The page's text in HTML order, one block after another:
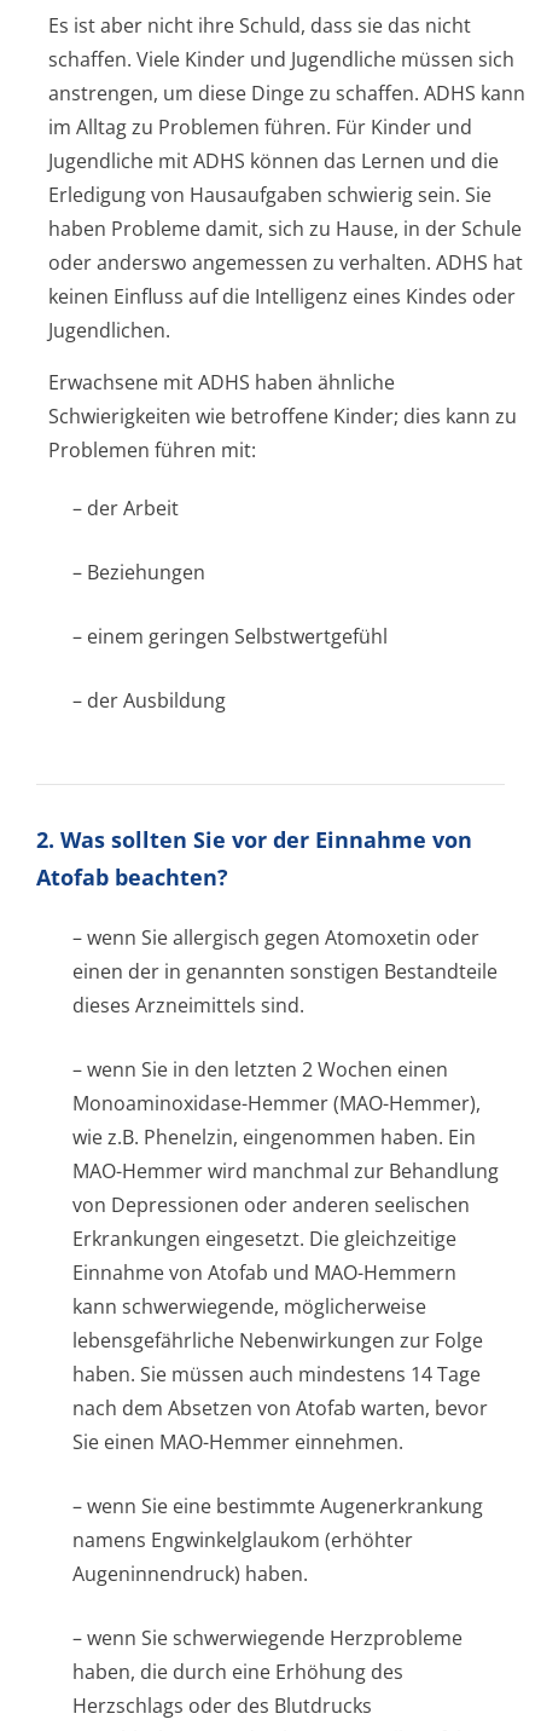
Es ist aber nicht ihre Schuld, dass sie das nicht
schaffen. Viele Kinder und Jugendliche müssen sich
anstrengen, um diese Dinge zu schaffen. ADHS kann
im Alltag zu Problemen führen. Für Kinder und
Jugendliche mit ADHS können das Lernen und die
Erledigung von Hausaufgaben schwierig sein. Sie
haben Probleme damit, sich zu Hause, in der Schule
oder anderswo angemessen zu verhalten. ADHS hat
keinen Einfluss auf die Intelligenz eines Kindes oder
Jugendlichen.
Erwachsene mit ADHS haben ähnliche
Schwierigkeiten wie betroffene Kinder; dies kann zu
Problemen führen mit:
– der Arbeit
– Beziehungen
– einem geringen Selbstwertgefühl
– der Ausbildung
2. Was sollten Sie vor der Einnahme von
Atofab beachten?
– wenn Sie allergisch gegen Atomoxetin oder
einen der in genannten sonstigen Bestandteile
dieses Arzneimittels sind.
– wenn Sie in den letzten 2 Wochen einen
Monoaminoxidase-Hemmer (MAO-Hemmer),
wie z.B. Phenelzin, eingenommen haben. Ein
MAO-Hemmer wird manchmal zur Behandlung
von Depressionen oder anderen seelischen
Erkrankungen eingesetzt. Die gleichzeitige
Einnahme von Atofab und MAO-Hemmern
kann schwerwiegende, möglicherweise
lebensgefährliche Nebenwirkungen zur Folge
haben. Sie müssen auch mindestens 14 Tage
nach dem Absetzen von Atofab warten, bevor
Sie einen MAO-Hemmer einnehmen.
– wenn Sie eine bestimmte Augenerkrankung
namens Engwinkelglaukom (erhöhter
Augeninnendruc­k) haben.
– wenn Sie schwerwiegende Herzprobleme
haben, die durch eine Erhöhung des
Herzschlags oder des Blutdrucks